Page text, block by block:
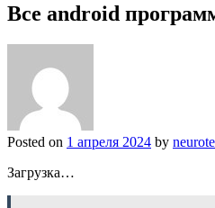
Все android
Posted on 1 апреля 2024 by
Загрузка…